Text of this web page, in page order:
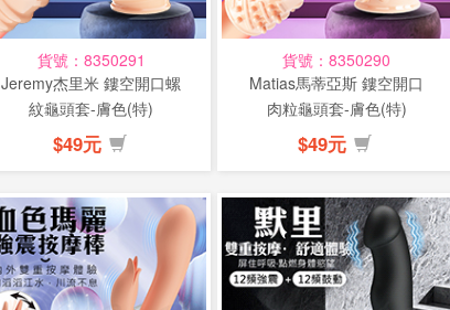
貨號：8350291
Jeremy杰里米 鏤空開口螺
紋龜頭套-膚色(特)
$49元
貨號：8350290
Matias馬蒂亞斯 鏤空開口
肉粒龜頭套-膚色(特)
$49元